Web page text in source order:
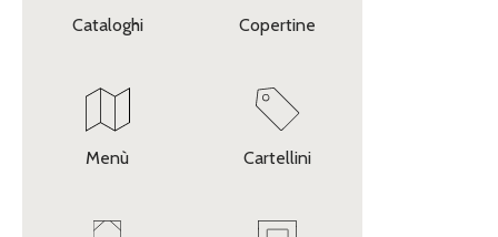
Cataloghi Copertine
Menù Cartellini